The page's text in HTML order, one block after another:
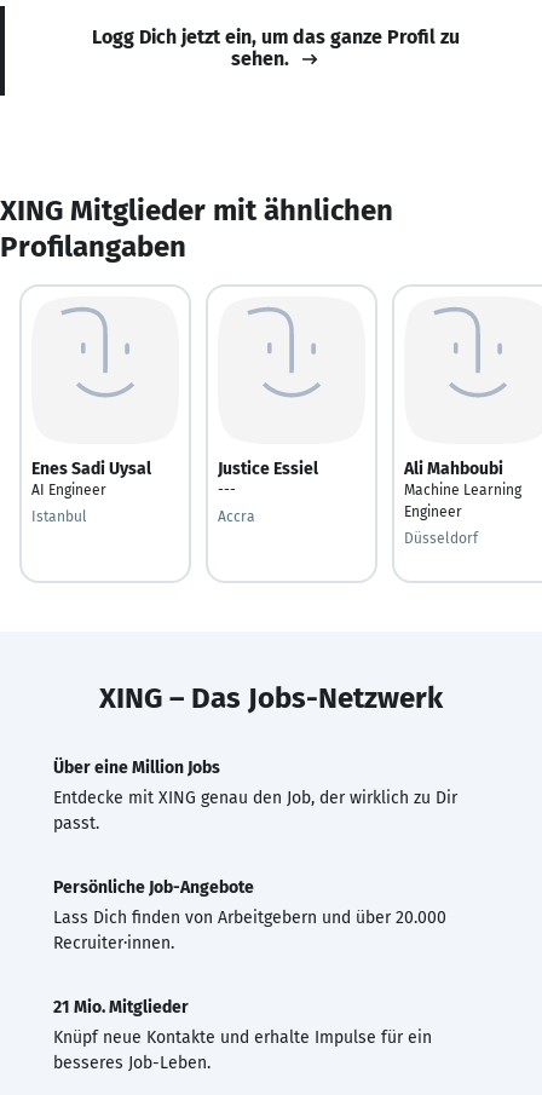
Logg Dich jetzt ein, um das ganze Profil zu
sehen.
XING Mitglieder mit ähnlichen
Profilangaben
Enes Sadi Uysal
AI Engineer
Istanbul
Justice Essiel
---
Accra
Ali Mahboubi
Machine Learning
Engineer
Düsseldorf
XING – Das Jobs-Netzwerk
Über eine Million Jobs
Entdecke mit XING genau den Job, der wirklich zu Dir
passt.
Persönliche Job-Angebote
Lass Dich finden von Arbeitgebern und über 20.000
Recruiter·innen.
21 Mio. Mitglieder
Knüpf neue Kontakte und erhalte Impulse für ein
besseres Job-Leben.